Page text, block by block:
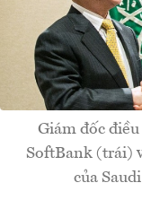
Giám đốc
SoftBank (trái)
của